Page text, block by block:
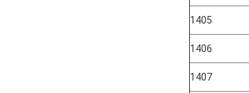
1405
1406
1407